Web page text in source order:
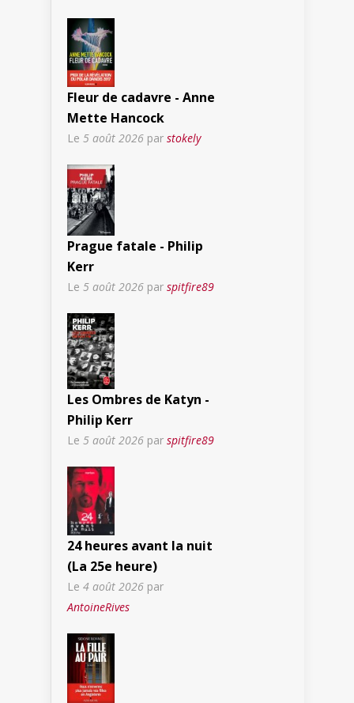
Fleur de cadavre - Anne
Mette Hancock
Le 5 août 2026 par stokely
Prague fatale - Philip
Kerr
Le 5 août 2026 par spitfire89
Les Ombres de Katyn -
Philip Kerr
Le 5 août 2026 par spitfire89
24 heures avant la nuit
(La 25e heure)
Le 4 août 2026 par
AntoineRives